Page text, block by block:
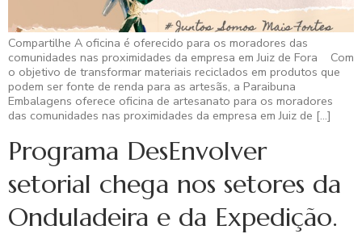
Compartilhe A oficina é oferecido para os moradores das
comunidades nas proximidades da empresa em Juiz de Fora Com
o objetivo de transformar materiais reciclados em produtos que
podem ser fonte de renda para as artesãs, a Paraibuna
Embalagens oferece oficina de artesanato para os moradores
das comunidades nas proximidades da empresa em Juiz de […]
Programa DesEnvolver
setorial chega nos setores da
Onduladeira e da Expedição.